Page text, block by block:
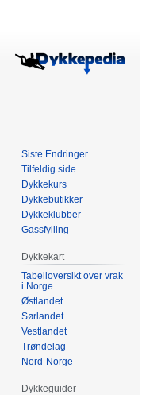
Siste Endringer
Tilfeldig side
Dykkekurs
Dykkebutikker
Dykkeklubber
Gassfylling
Dykkekart
Tabelloversikt over vrak
i Norge
Østlandet
Sørlandet
Vestlandet
Trøndelag
Nord-Norge
Dykkeguider